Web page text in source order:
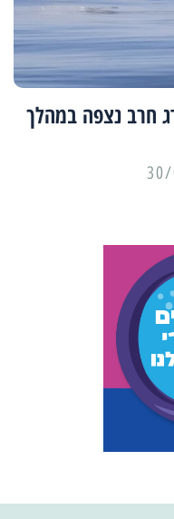
חרב נצפה במהלך